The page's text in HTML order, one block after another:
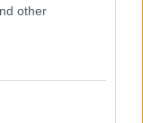
other